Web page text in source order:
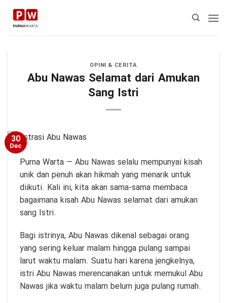
Skip
content
OPINI & CERITA
Abu Nawas Selamat dari Amukan
Sang Istri
30
Dec
Purna Warta — Abu Nawas selalu mempunyai kisah
unik dan penuh akan hikmah yang menarik untuk
diikuti. Kali ini, kita akan sama-sama membaca
bagaimana kisah Abu Nawas selamat dari amukan
sang Istri.
Bagi istrinya, Abu Nawas dikenal sebagai orang
yang sering keluar malam hingga pulang sampai
larut waktu malam. Suatu hari karena jengkelnya,
istri Abu Nawas merencanakan untuk memukul Abu
Nawas jika waktu malam belum juga pulang rumah.